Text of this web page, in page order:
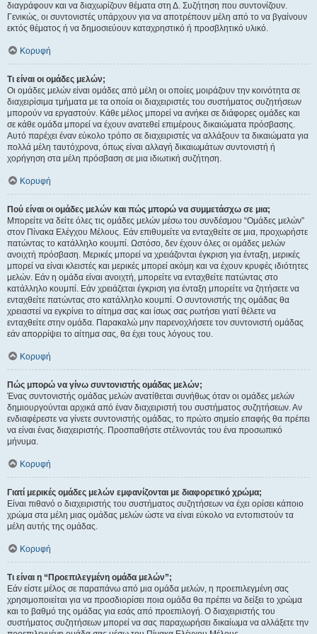
διαγράφουν και να διαχωρίζουν θέματα στη Δ. Συζήτηση που συντονίζουν.
Γενικώς, οι συντονιστές υπάρχουν για να αποτρέπουν μέλη από το να βγαίνουν
εκτός θέματος ή να δημοσιεύουν καταχρηστικό ή προσβλητικό υλικό.
Κορυφή
Τι είναι οι ομάδες μελών;
Οι ομάδες μελών είναι ομάδες από μέλη οι οποίες μοιράζουν την κοινότητα σε
διαχειρίσιμα τμήματα με τα οποία οι διαχειριστές του συστήματος συζητήσεων
μπορούν να εργαστούν. Κάθε μέλος μπορεί να ανήκει σε διάφορες ομάδες και
σε κάθε ομάδα μπορεί να έχουν ανατεθεί επιμέρους δικαιώματα πρόσβασης.
Αυτό παρέχει έναν εύκολο τρόπο σε διαχειριστές να αλλάξουν τα δικαιώματα για
πολλά μέλη ταυτόχρονα, όπως είναι αλλαγή δικαιωμάτων συντονιστή ή
χορήγηση στα μέλη πρόσβαση σε μια ιδιωτική συζήτηση.
Κορυφή
Πού είναι οι ομάδες μελών και πώς μπορώ να συμμετάσχω σε μια;
Μπορείτε να δείτε όλες τις ομάδες μελών μέσω του συνδέσμου “Ομάδες μελών”
στον Πίνακα Ελέγχου Μέλους. Εάν επιθυμείτε να ενταχθείτε σε μια, προχωρήστε
πατώντας το κατάλληλο κουμπί. Ωστόσο, δεν έχουν όλες οι ομάδες μελών
ανοιχτή πρόσβαση. Μερικές μπορεί να χρειάζονται έγκριση για ένταξη, μερικές
μπορεί να είναι κλειστές και μερικές μπορεί ακόμη και να έχουν κρυφές ιδιότητες
μελών. Εάν η ομάδα είναι ανοιχτή, μπορείτε να ενταχθείτε πατώντας στο
κατάλληλο κουμπί. Εάν χρειάζεται έγκριση για ένταξη μπορείτε να ζητήσετε να
ενταχθείτε πατώντας στο κατάλληλο κουμπί. Ο συντονιστής της ομάδας θα
χρειαστεί να εγκρίνει το αίτημα σας και ίσως σας ρωτήσει γιατί θέλετε να
ενταχθείτε στην ομάδα. Παρακαλώ μην παρενοχλήσετε τον συντονιστή ομάδας
εάν απορρίψει το αίτημα σας, θα έχει τους λόγους του.
Κορυφή
Πώς μπορώ να γίνω συντονιστής ομάδας μελών;
Ένας συντονιστής ομάδας μελών ανατίθεται συνήθως όταν οι ομάδες μελών
δημιουργούνται αρχικά από έναν διαχειριστή του συστήματος συζητήσεων. Αν
ενδιαφέρεστε να γίνετε συντονιστής ομάδας, το πρώτο σημείο επαφής θα πρέπει
να είναι ένας διαχειριστής. Προσπαθήστε στέλνοντάς του ένα προσωπικό
μήνυμα.
Κορυφή
Γιατί μερικές ομάδες μελών εμφανίζονται με διαφορετικό χρώμα;
Είναι πιθανό ο διαχειριστής του συστήματος συζητήσεων να έχει ορίσει κάποιο
χρώμα στα μέλη μιας ομάδας μελών ώστε να είναι εύκολο να εντοπιστούν τα
μέλη αυτής της ομάδας.
Κορυφή
Τι είναι η “Προεπιλεγμένη ομάδα μελών”;
Εάν είστε μέλος σε παραπάνω από μια ομάδα μελών, η προεπιλεγμένη σας
χρησιμοποιείται για να προσδιορίσει ποια ομάδα θα πρέπει να δείξει το χρώμα
και το βαθμό της ομάδας για εσάς από προεπιλογή. Ο διαχειριστής του
συστήματος συζητήσεων μπορεί να σας παραχωρήσει δικαίωμα να αλλάξετε την